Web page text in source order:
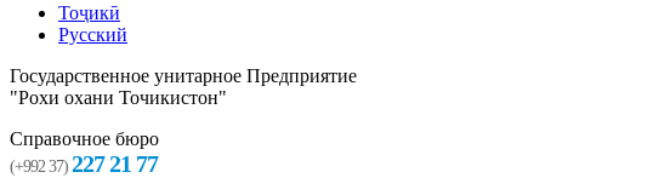
Тоҷикӣ
Русский
Государственное унитарное Предприятие
"Рохи охани Точикистон"
Справочное бюро
(+992 37) 227 21 77